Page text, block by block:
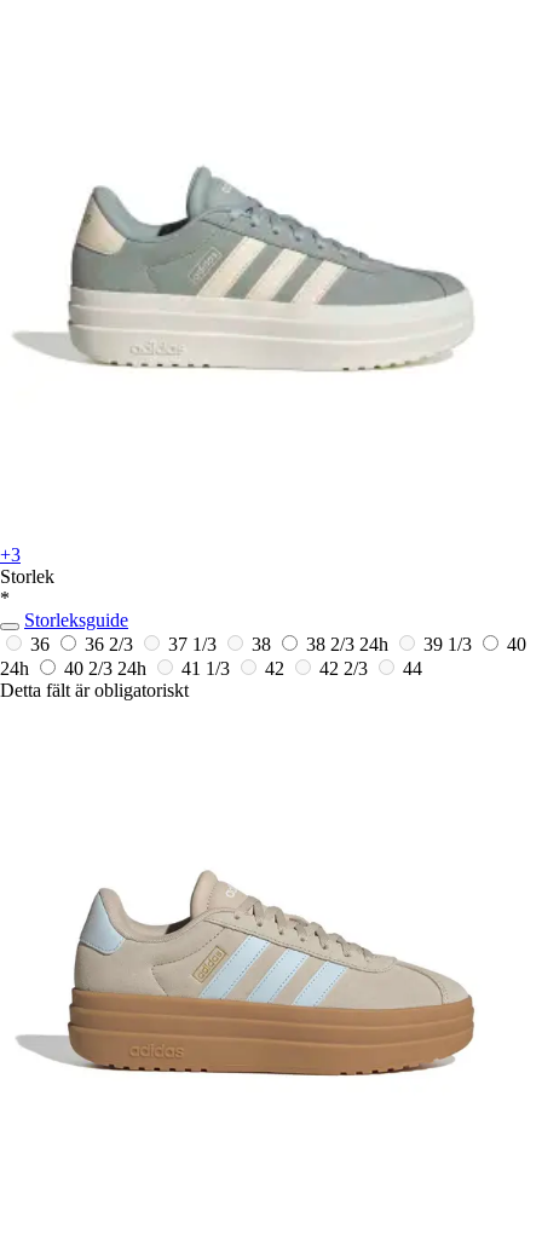
+3
Storlek
*
Storleksguide
36
36 2/3 37 1/3 38 38 2/3 24h 39 1/3
40
24h
40 2/3 24h 41 1/3 42 42 2/3
44
Detta fält är obligatoriskt